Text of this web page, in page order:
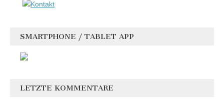
SMARTPHONE / TABLET APP
LETZTE KOMMENTARE